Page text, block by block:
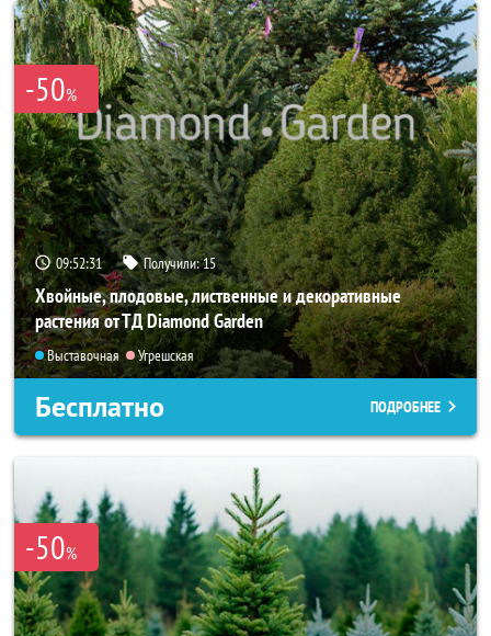
-50%
09:52:29 Получили:15
Хвойные, плодовые, лиственные и декоративные
растения от ТД Diamond Garden
Выставочная Угрешская
Бесплатно ПОДРОБНЕЕ
-50%